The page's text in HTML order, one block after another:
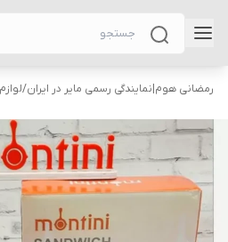
رمضانی هوم|نمایندگی رسمی مایر در ایران/